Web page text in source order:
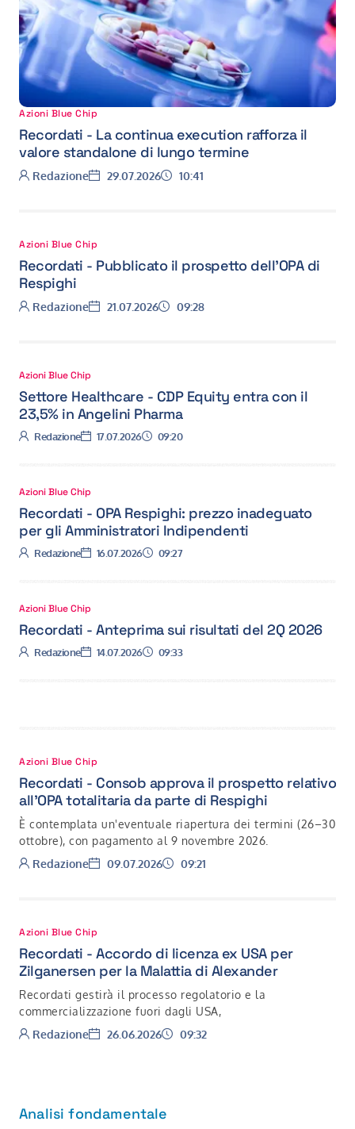
Leggi l'articolo Recordati - La continua execution rafforza il
Azioni Blue Chip
Recordati - La continua execution rafforza il
valore standalone di lungo termine
Autore:
Redazione Data:
29.07.2026 Ora:
10:41
Azioni Blue Chip
Recordati - Pubblicato il prospetto dell’OPA di
Respighi
Autore:
Redazione Data:
21.07.2026 Ora:
09:28
Azioni Blue Chip
Settore Healthcare - CDP Equity entra con il
23,5% in Angelini Pharma
Autore:
Redazione Data:
17.07.2026 Ora:
09:20
Azioni Blue Chip
Recordati - OPA Respighi: prezzo inadeguato
per gli Amministratori Indipendenti
Autore:
Redazione Data:
16.07.2026 Ora:
09:27
Azioni Blue Chip
Recordati - Anteprima sui risultati del 2Q 2026
Autore:
Redazione Data:
14.07.2026 Ora:
09:33
Azioni Blue Chip
Recordati - Consob approva il prospetto relativo
all’OPA totalitaria da parte di Respighi
È contemplata un'eventuale riapertura dei termini (26–30
ottobre), con pagamento al 9 novembre 2026.
Autore:
Redazione Data:
09.07.2026 Ora:
09:21
Azioni Blue Chip
Recordati - Accordo di licenza ex USA per
Zilganersen per la Malattia di Alexander
Recordati gestirà il processo regolatorio e la
commercializzazione fuori dagli USA,
Autore:
Redazione Data:
26.06.2026 Ora:
09:32
Analisi fondamentale